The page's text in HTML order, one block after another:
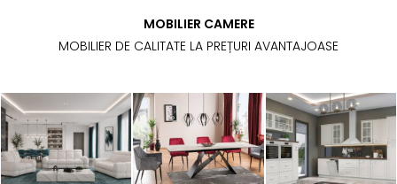
MOBILIER CAMERE
MOBILIER DE CALITATE LA PREȚURI AVANTAJOASE